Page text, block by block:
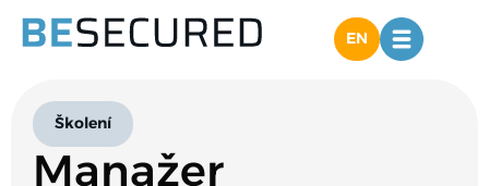
EN
Školení